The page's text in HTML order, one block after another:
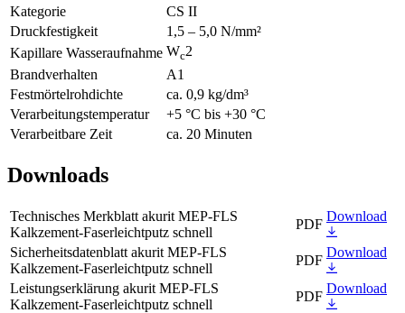
Kategorie
CS II
Druckfestigkeit
1,5 – 5,0 N/mm²
Kapillare Wasseraufnahme Wc2
Brandverhalten
A1
Festmörtelrohdichte
ca. 0,9 kg/dm³
Verarbeitungstemperatur
+5 °C bis +30 °C
Verarbeitbare Zeit
ca. 20 Minuten
Downloads
Technisches Merkblatt akurit MEP-FLS
Kalkzement-Faserleichtputz schnell
PDF
Download
Sicherheitsdatenblatt akurit MEP-FLS
Kalkzement-Faserleichtputz schnell
PDF
Download
Leistungserklärung akurit MEP-FLS
Kalkzement-Faserleichtputz schnell
PDF
Download